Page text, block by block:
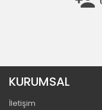
KURUMSAL
İletişim